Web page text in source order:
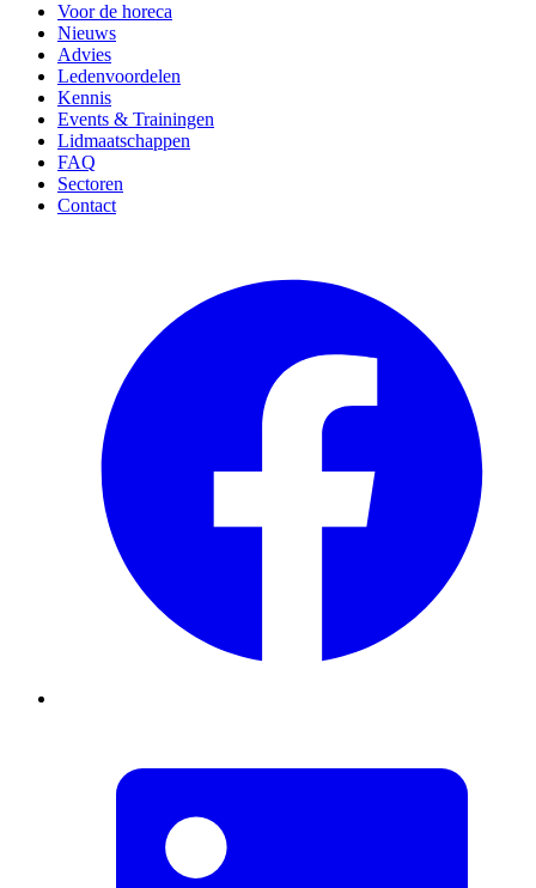
Voor de horeca
Nieuws
Advies
Ledenvoordelen
Kennis
Events & Trainingen
Lidmaatschappen
FAQ
Sectoren
Contact